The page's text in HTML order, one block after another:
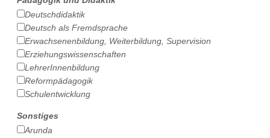
Deutschdidaktik
Deutsch als Fremdsprache
Erwachsenenbildung, Weiterbildung, Supervision
Erziehungswissenschaften
LehrerInnenbildung
Reformpädagogik
Schulentwicklung
Sonstiges
Arunda